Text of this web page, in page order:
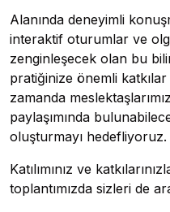
Alanında deneyimli
interaktif oturumlar ve
zenginleşecek olan bu
pratiğinize önemli katkılar
zamanda
paylaşımında
oluşturmayı hedefliyoruz.
Katılımınız ve
toplantımızda sizleri de